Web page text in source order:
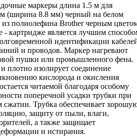
маркеры длина 1.5 м для
(ширина 8.8 мм) черный на белом
из полиолефина Brother черным
- картридже является лучшим
идентификации
и проводов. Маркер нагревают
пушки или промышленного фена.
плотно изолирует соединение
кислорода и окисления
читаемой благодаря особому
поперечной усадки трубки при
Трубка обеспечивает
защиту от пыли, влаги,
а также защищает
и истирания.